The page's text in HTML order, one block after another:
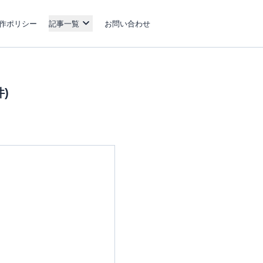
ポリシー 記事一覧 お問い合わせ
)